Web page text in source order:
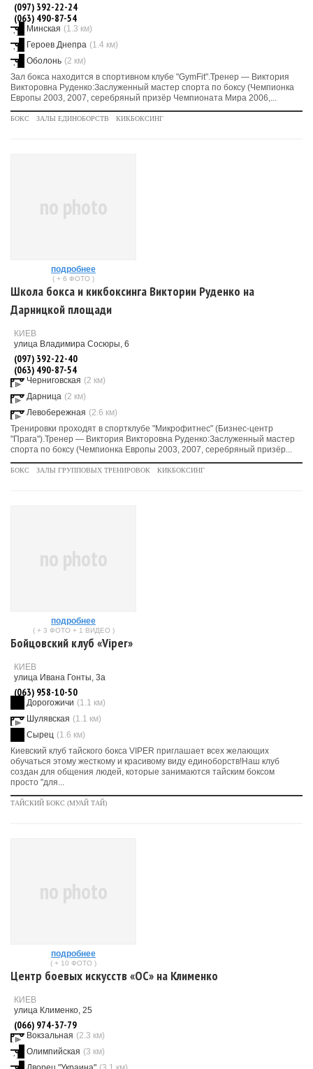
(097) 392-22-24
(063) 490-87-54
Минская (1.3 км)
Героев Днепра (1.4 км)
Оболонь (2 км)
Зал бокса находится в спортивном клубе "GymFit".Тренер — Виктория
Викторовна Руденко:Заслуженный мастер спорта по боксу (Чемпионка
Европы 2003, 2007, серебряный призёр Чемпионата Мира 2006,...
БОКС ЗАЛЫ ЕДИНОБОРСТВ КИКБОКСИНГ
no photo
подробнее
( + 6 ФОТО )
Школа бокса и кикбоксинга Виктории Руденко на
Дарницкой площади
КИЕВ
улица Владимира Сосюры, 6
(097) 392-22-40
(063) 490-87-54
Черниговская (2 км)
Дарница (2 км)
Левобережная (2.6 км)
Тренировки проходят в спортклубе "Микрофитнес" (Бизнес-центр
"Прага").Тренер — Виктория Викторовна Руденко:Заслуженный мастер
спорта по боксу (Чемпионка Европы 2003, 2007, серебряный призёр...
БОКС ЗАЛЫ ГРУППОВЫХ ТРЕНИРОВОК КИКБОКСИНГ
no photo
подробнее
( + 3 ФОТО + 1 ВИДЕО )
Бойцовский клуб «Viper»
КИЕВ
улица Ивана Гонты, 3а
(063) 958-10-50
Дорогожичи (1.1 км)
Шулявская (1.1 км)
Сырец (1.6 км)
Киевский клуб тайского бокса VIPER приглашает всех желающих
обучаться этому жесткому и красивому виду единоборств!Наш клуб
создан для общения людей, которые занимаются тайским боксом
просто "для...
ТАЙСКИЙ БОКС (МУАЙ ТАЙ)
no photo
подробнее
( + 10 ФОТО )
Центр боевых искусств «ОС» на Клименко
КИЕВ
улица Клименко, 25
(066) 974-37-79
Вокзальная (2.3 км)
Олимпийская (3 км)